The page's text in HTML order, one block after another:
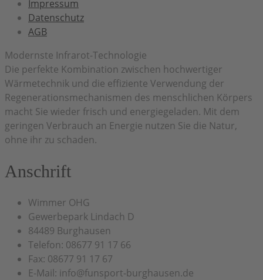
Impressum
Datenschutz
AGB
Modernste Infrarot-Technologie
Die perfekte Kombination zwischen hochwertiger
Wärmetechnik und die effiziente Verwendung der
Regenerationsmechanismen des menschlichen Körpers
macht Sie wieder frisch und energiegeladen. Mit dem
geringen Verbrauch an Energie nutzen Sie die Natur,
ohne ihr zu schaden.
Anschrift
Wimmer OHG
Gewerbepark Lindach D
84489 Burghausen
Telefon: 08677 91 17 66
Fax: 08677 91 17 67
E-Mail: info@funsport-burghausen.de